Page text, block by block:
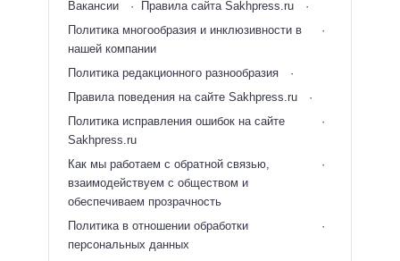
Вакансии
Правила сайта Sakhpress.ru
Политика многообразия и инклюзивности в
нашей компании
Политика редакционного разнообразия
Правила поведения на сайте Sakhpress.ru
Политика исправления ошибок на сайте
Sakhpress.ru
Как мы работаем с обратной связью,
взаимодействуем с обществом и
обеспечиваем прозрачность
Политика в отношении обработки
персональных данных